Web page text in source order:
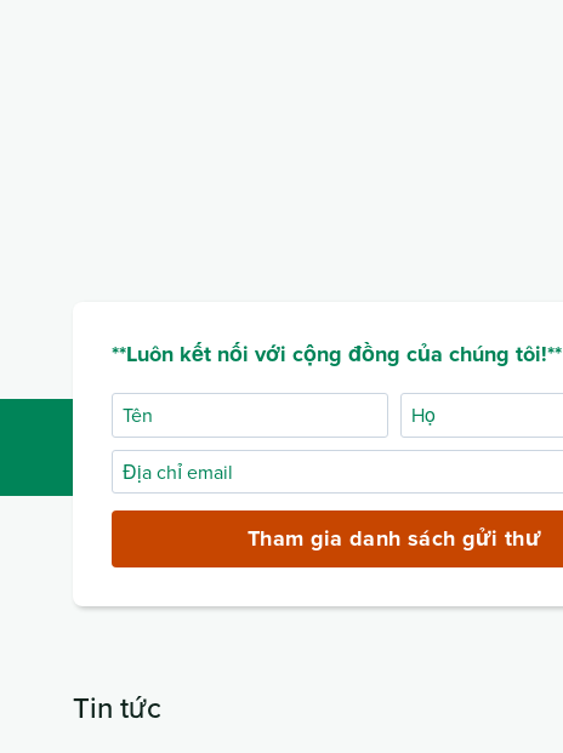
**Luôn kết nối với cộng đồng của chúng tôi!**
Tên Họ
Địa
chỉ
(bắt
Tham gia danh sách gửi thư
Tin tức